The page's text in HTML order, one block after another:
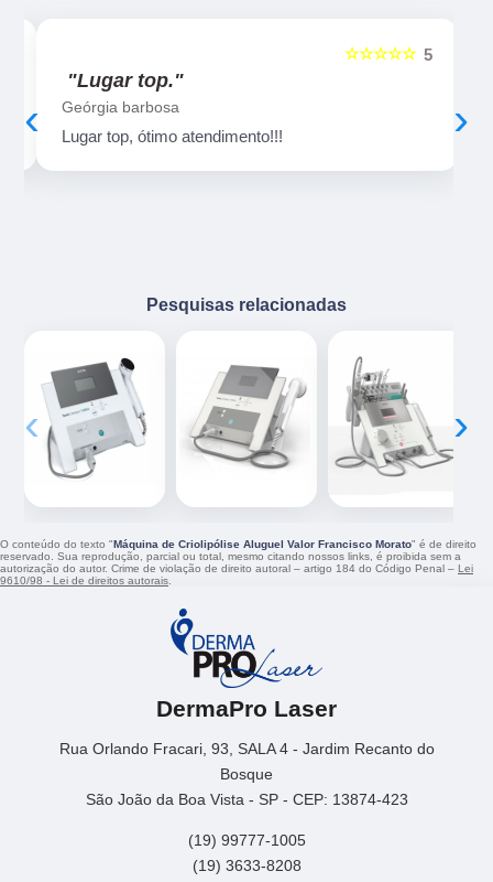
5
☆☆☆☆☆
"Lugar top."
Geórgia barbosa
Lugar top, ótimo atendimento!!!
‹ ›
Pesquisas relacionadas
‹ ›
O conteúdo do texto " Máquina de Criolipólise Aluguel Valor Francisco Morato" é de direito
reservado. Sua reprodução, parcial ou total, mesmo citando nossos links, é proibida sem a
autorização do autor. Crime de violação de direito autoral – artigo 184 do Código Penal – Lei
9610/98 - Lei de direitos autorais.
DermaPro Laser
Rua Orlando Fracari, 93, SALA 4 - Jardim Recanto do
Bosque
São João da Boa Vista - SP - CEP: 13874-423
(19) 99777-1005
(19) 3633-8208